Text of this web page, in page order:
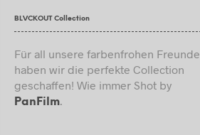
BLVCKOUT Collection
Für all unsere farbenfrohen Freunde
haben wir die perfekte Collection
geschaffen! Wie immer Shot by
PanFilm.